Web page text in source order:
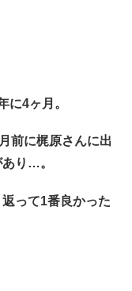
に4ヶ月。
前に梶原さんに出
り…。
って1番良かった